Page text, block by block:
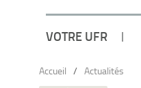
VOTRE UFR
Accueil / Actualités